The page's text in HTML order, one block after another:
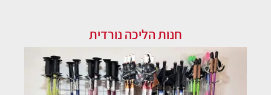
חנות הליכה נורדית